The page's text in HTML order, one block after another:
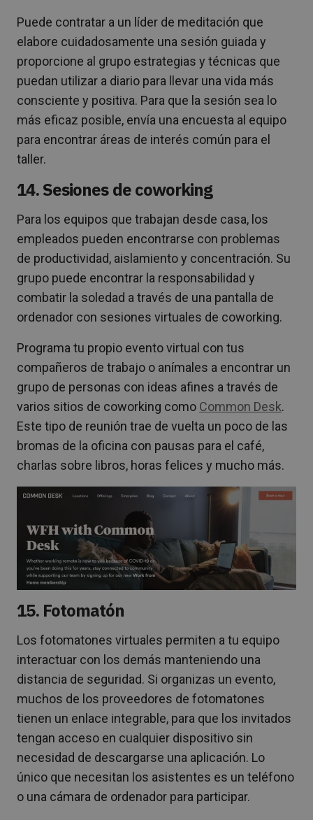
Puede contratar a un líder de meditación que
elabore cuidadosamente una sesión guiada y
proporcione al grupo estrategias y técnicas que
puedan utilizar a diario para llevar una vida más
consciente y positiva. Para que la sesión sea lo
más eficaz posible, envía una encuesta al equipo
para encontrar áreas de interés común para el
taller.
14. Sesiones de coworking
Para los equipos que trabajan desde casa, los
empleados pueden encontrarse con problemas
de productividad, aislamiento y concentración. Su
grupo puede encontrar la responsabilidad y
combatir la soledad a través de una pantalla de
ordenador con sesiones virtuales de coworking.
Programa tu propio evento virtual con tus
compañeros de trabajo o anímales a encontrar un
grupo de personas con ideas afines a través de
varios sitios de coworking como Common Desk.
Este tipo de reunión trae de vuelta un poco de las
bromas de la oficina con pausas para el café,
charlas sobre libros, horas felices y mucho más.
15. Fotomatón
Los fotomatones virtuales permiten a tu equipo
interactuar con los demás manteniendo una
distancia de seguridad. Si organizas un evento,
muchos de los proveedores de fotomatones
tienen un enlace integrable, para que los invitados
tengan acceso en cualquier dispositivo sin
necesidad de descargarse una aplicación. Lo
único que necesitan los asistentes es un teléfono
o una cámara de ordenador para participar.